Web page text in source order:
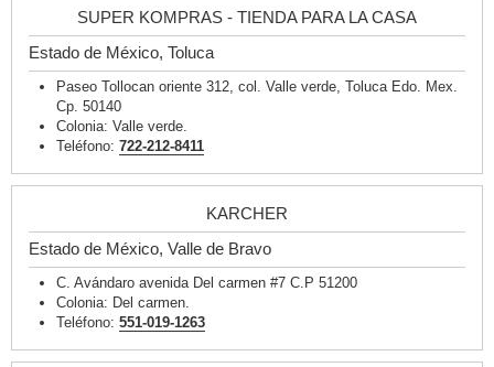
SUPER KOMPRAS - TIENDA PARA LA CASA
Estado de México, Toluca
Paseo Tollocan oriente 312, col. Valle verde, Toluca Edo. Mex.
Cp. 50140
Colonia: Valle verde.
Teléfono: 722-212-8411
KARCHER
Estado de México, Valle de Bravo
C. Avándaro avenida Del carmen #7 C.P 51200
Colonia: Del carmen.
Teléfono: 551-019-1263